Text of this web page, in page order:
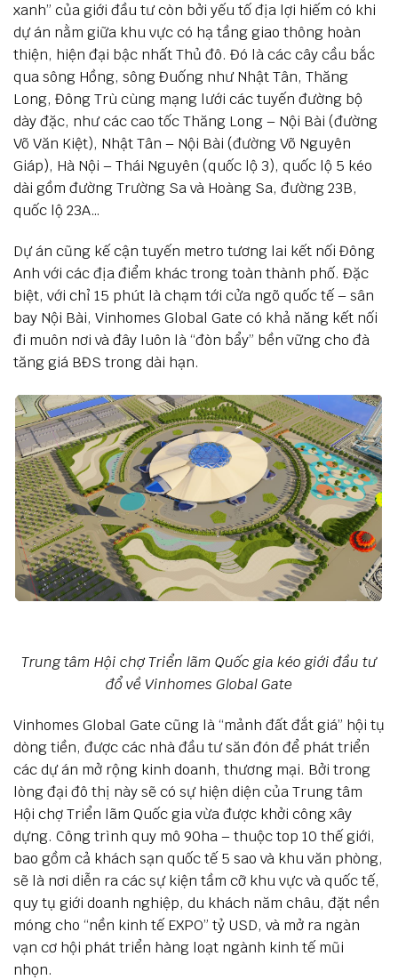
xanh” của giới đầu tư còn bởi yếu tố địa lợi hiếm có khi
dự án nằm giữa khu vực có hạ tầng giao thông hoàn
thiện, hiện đại bậc nhất Thủ đô. Đó là các cây cầu bắc
qua sông Hồng, sông Đuống như Nhật Tân, Thăng
Long, Đông Trù cùng mạng lưới các tuyến đường bộ
dày đặc, như các cao tốc Thăng Long – Nội Bài (đường
Võ Văn Kiệt), Nhật Tân – Nội Bài (đường Võ Nguyên
Giáp), Hà Nội – Thái Nguyên (quốc lộ 3), quốc lộ 5 kéo
dài gồm đường Trường Sa và Hoàng Sa, đường 23B,
quốc lộ 23A…
Dự án cũng kế cận tuyến metro tương lai kết nối Đông
Anh với các địa điểm khác trong toàn thành phố. Đặc
biệt, với chỉ 15 phút là chạm tới cửa ngõ quốc tế – sân
bay Nội Bài, Vinhomes Global Gate có khả năng kết nối
đi muôn nơi và đây luôn là “đòn bẩy” bền vững cho đà
tăng giá BĐS trong dài hạn.
Trung tâm Hội chợ Triển lãm Quốc gia kéo giới đầu tư
đổ về Vinhomes Global Gate
Vinhomes Global Gate cũng là “mảnh đất đắt giá” hội tụ
dòng tiền, được các nhà đầu tư săn đón để phát triển
các dự án mở rộng kinh doanh, thương mại. Bởi trong
lòng đại đô thị này sẽ có sự hiện diện của Trung tâm
Hội chợ Triển lãm Quốc gia vừa được khởi công xây
dựng. Công trình quy mô 90ha – thuộc top 10 thế giới,
bao gồm cả khách sạn quốc tế 5 sao và khu văn phòng,
sẽ là nơi diễn ra các sự kiện tầm cỡ khu vực và quốc tế,
quy tụ giới doanh nghiệp, du khách năm châu, đặt nền
móng cho “nền kinh tế EXPO” tỷ USD, và mở ra ngàn
vạn cơ hội phát triển hàng loạt ngành kinh tế mũi
nhọn.